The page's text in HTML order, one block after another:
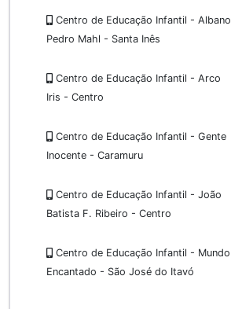
Centro de Educação Infantil - Albano
Pedro Mahl - Santa Inês
Centro de Educação Infantil - Arco
Iris - Centro
Centro de Educação Infantil - Gente
Inocente - Caramuru
Centro de Educação Infantil - João
Batista F. Ribeiro - Centro
Centro de Educação Infantil - Mundo
Encantado - São José do Itavó